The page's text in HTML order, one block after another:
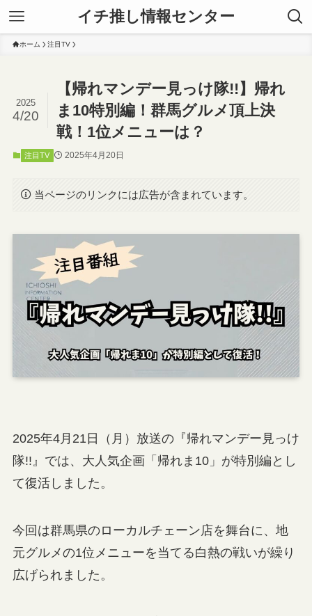
イチ推し情報センター
ホーム 注目TV
【帰れマンデー見っけ隊!!】帰れ
ま10特別編！群馬グルメ頂上決
戦！1位メニューは？
2025
4/20
注目TV 2025年4月20日
当ページのリンクには広告が含まれています。
2025年4月21日（月）放送の『帰れマンデー見っけ
隊!!』では、大人気企画「帰れま10」が特別編とし
て復活しました。
今回は群馬県のローカルチェーン店を舞台に、地
元グルメの1位メニューを当てる白熱の戦いが繰り
広げられました。